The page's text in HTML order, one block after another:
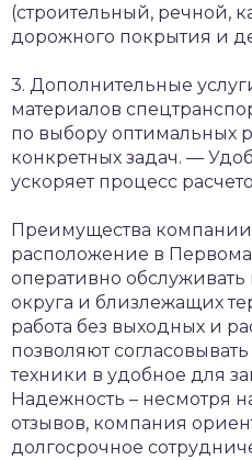
(строительный, речной,
дорожного покрытия и
3. Дополнительные
материалов
по выбору оптимальных
конкретных задач. —
ускоряет процесс
Преимущества компании
расположение в
оперативно обслуживать
округа и близлежащих
работа без выходных и
позволяют
техники в удобное для
Надежность – несмотря
отзывов, компания
долгосрочное